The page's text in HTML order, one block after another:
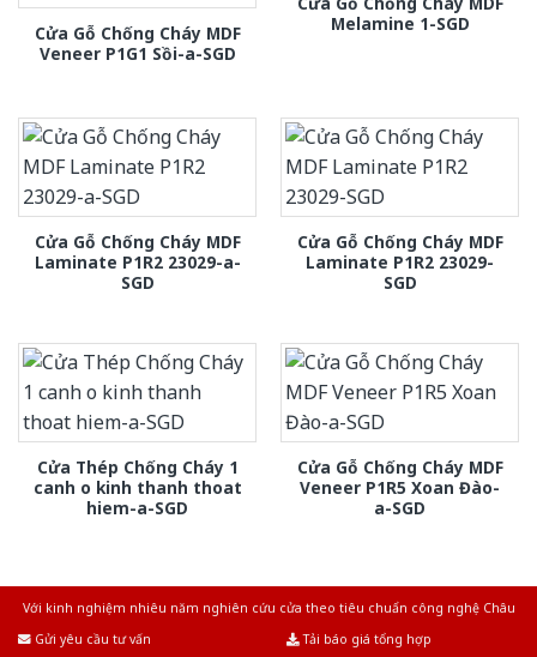
Cửa Gỗ Chống Cháy MDF
Veneer P1G1 Sồi-a-SGD
Melamine 1-SGD
Cửa Gỗ Chống Cháy MDF
Laminate P1R2 23029-a-
SGD
Cửa Gỗ Chống Cháy MDF
Laminate P1R2 23029-
SGD
Cửa Thép Chống Cháy 1
canh o kinh thanh thoat
hiem-a-SGD
Cửa Gỗ Chống Cháy MDF
Veneer P1R5 Xoan Đào-
a-SGD
Với kinh nghiệm nhiêu năm nghiên cứu cửa theo tiêu chuẩn công nghệ Châu
Gửi yêu cầu tư vấn
Tải báo giá tổng hợp